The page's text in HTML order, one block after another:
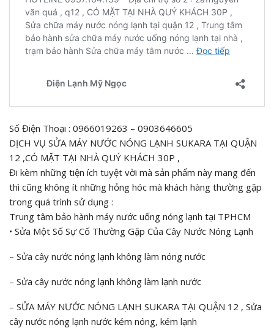
Số Điện Thoại : 0966019263 – 0903646605
DỊCH VỤ SỬA MÁY NƯỚC NÓNG LẠNH SUKARA TẠI QUẬN
12 ,CÓ MẶT TẠI NHÀ QUÝ KHÁCH 30P ,
Đi kèm những tiện ích tuyệt vời mà sản phẩm này mang đến
thì cũng không ít những hỏng hóc mà khách hàng thường gặp
trong quá trình sử dụng :
Trung tâm bảo hành máy nước uống nóng lạnh tại TPHCM
• Sửa Một Số Sự Cố Thường Gặp Của Cây Nước Nóng Lạnh
– Sửa cây nước nóng lạnh không làm nóng nước
– Sửa cây nước nóng lạnh không làm lạnh nước
– SỬA MÁY NƯỚC NÓNG LẠNH SUKARA TẠI QUẬN 12 , Sửa
cây nước nóng lạnh nước kém nóng, kém lạnh